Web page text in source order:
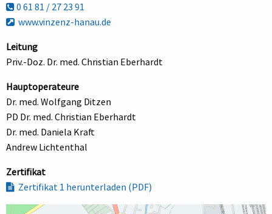
0 61 81 / 27 23 91
www.vinzenz-hanau.de
Leitung
Priv.-Doz. Dr. med. Christian Eberhardt
Hauptoperateure
Dr. med. Wolfgang Ditzen
PD Dr. med. Christian Eberhardt
Dr. med. Daniela Kraft
Andrew Lichtenthal
Zertifikat
Zertifikat 1 herunterladen (PDF)